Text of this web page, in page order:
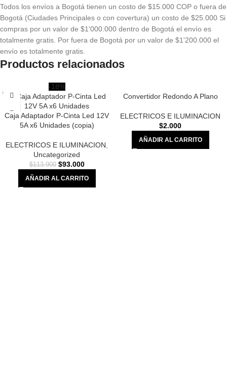
Todos los envíos a Bogotá tienen un costo de $15.000 COP o fuera de
Bogotá (Ciudades Principales o con covertura) un costo de $25.000 Si
compras por un valor de $1'000.000 dentro de Bogotá el envío es
totalmente gratis. Por fuera de Bogotá por un valor de $1'200.000 el
envío es totalmente gratis.
Productos relacionados
-18%
Caja Adaptador P-Cinta Led 12V
5A x6 Unidades (copia)
ELECTRICOS E ILUMINACION
Uncategorized
$113.900 $93.000
AÑADIR AL CARRITO
Convertidor Redondo A Plano
ELECTRICOS E ILUMINACION
$2.000
AÑADIR AL CARRITO